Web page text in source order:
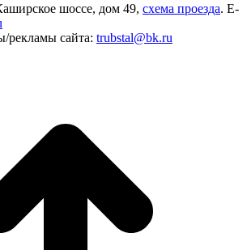
шоссе, дом 49, схема проезда. E-
рекламы сайта: trubstal@bk.ru